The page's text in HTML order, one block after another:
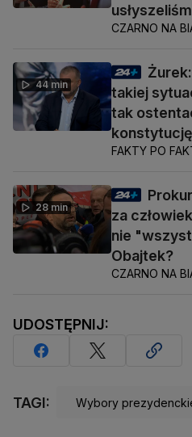
CZARNO NA
44 min
takiej
tak
konstytucję
FAKTY PO
28 min
za
nie
Obajtek?
CZARNO NA
UDOSTĘPNIJ:
TAGI: Wybory